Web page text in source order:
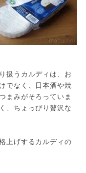
扱うカルディは、お
でなく、日本酒や焼
まみがそろっていま
、ちょっぴり贅沢な
上げするカルディの